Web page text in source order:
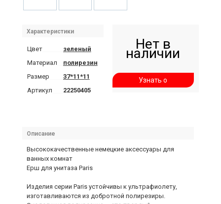
Характеристики
Цвет
зеленый
Материал
полирезин
Размер
37*11*11
Артикул
22250405
Нет в
наличии
Узнать о
Описание
Высококачественные немецкие аксессуары для
ванных комнат
Ерш для унитаза Paris
Изделия серии Paris устойчивы к ультрафиолету,
изготавливаются из добротной полирезиры.